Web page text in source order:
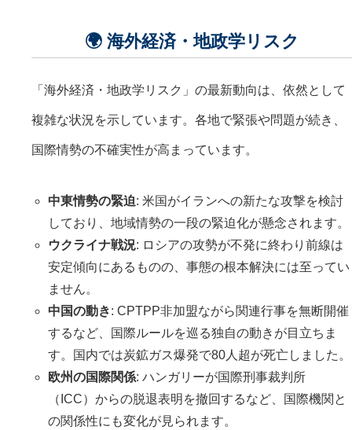
🌍 海外経済・地政学リスク
「海外経済・地政学リスク」の最新動向は、依然として
複雑な状況を示しています。各地で緊張や問題が続き、
国際情勢の不確実性が高まっています。
中東情勢の緊迫: 米国がイランへの新たな攻撃を検討
しており、地域情勢の一段の緊迫化が懸念されます。
ウクライナ戦況: ロシアの攻勢が不発に終わり前線は
安定傾向にあるものの、事態の根本解決には至ってい
ません。
中国の動き: CPTPP非加盟ながら関連行事を無断開催
するなど、国際ルールを巡る独自の動きが目立ちま
す。国内では炭鉱ガス爆発で80人超が死亡しました。
欧州の国際関係: ハンガリーが国際刑事裁判所
（ICC）からの脱退表明を撤回するなど、国際機関と
の関係性にも変化が見られます。